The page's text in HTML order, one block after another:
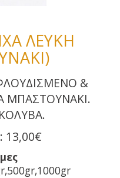
ΛΕΥΚΗ
&
13,00€